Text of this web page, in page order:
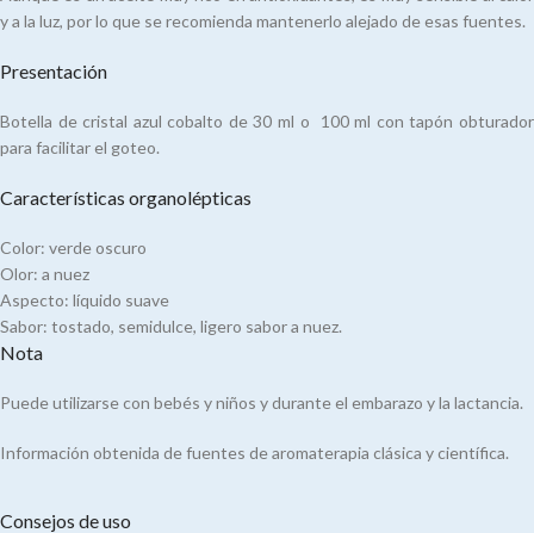
y a la luz, por lo que se recomienda mantenerlo alejado de esas fuentes.
Presentación
Botella de cristal azul cobalto de 30 ml o 100 ml con tapón obturador
para facilitar el goteo.
Características organolépticas
Color: verde oscuro
Olor: a nuez
Aspecto: líquido suave
Sabor: tostado, semidulce, ligero sabor a nuez.
Nota
Puede utilizarse con bebés y niños y durante el embarazo y la lactancia.
Información obtenida de fuentes de aromaterapia clásica y científica.
Consejos de uso